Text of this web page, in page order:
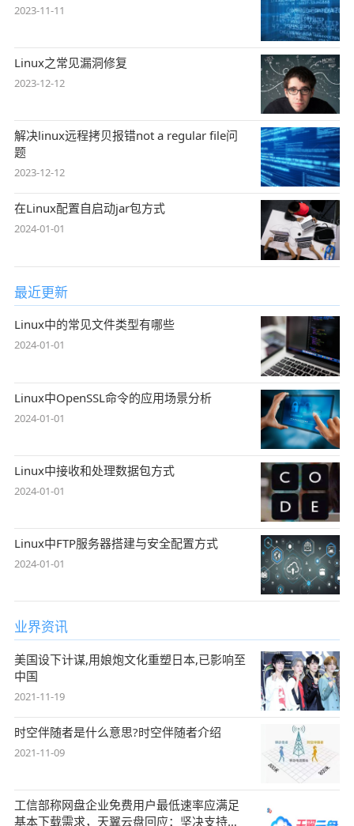
2023-11-11
Linux之常见漏洞修复
2023-12-12
解决linux远程拷贝报错not a regular file问
题
2023-12-12
在Linux配置自启动jar包方式
2024-01-01
最近更新
Linux中的常见文件类型有哪些
2024-01-01
Linux中OpenSSL命令的应用场景分析
2024-01-01
Linux中接收和处理数据包方式
2024-01-01
Linux中FTP服务器搭建与安全配置方式
2024-01-01
业界资讯
美国设下计谋,用娘炮文化重塑日本,已影响至
中国
2021-11-19
时空伴随者是什么意思?时空伴随者介绍
2021-11-09
工信部称网盘企业免费用户最低速率应满足
基本下载需求，天翼云盘回应：坚决支持，